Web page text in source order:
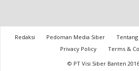
Redaksi Pedoman Media Siber Tentang
Privacy Policy
Terms &
© PT Visi Siber Banten